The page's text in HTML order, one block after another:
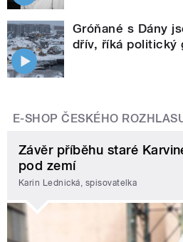
Gróňané s Dány
dřív, říká politický
E-SHOP ČESKÉHO
Závěr příběhu staré
pod zemí
Karin Lednická, spisovatelka